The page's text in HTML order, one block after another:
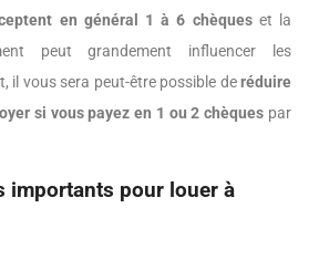
en général 1 à 6 chèqueset la
peut grandement influencer les
il vous sera peut-être possible deréduire
si vous payez en 1 ou 2 chèques par
importants pour louer à